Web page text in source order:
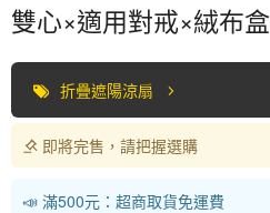
雙心×適用對戒×絨布盒
折疊遮陽涼扇
即將完售，請把握選購
📣 滿500元：超商取貨免運費